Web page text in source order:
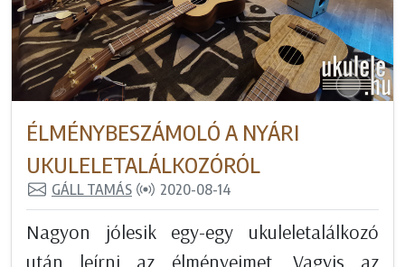
ÉLMÉNYBESZÁMOLÓ A NYÁRI
UKULELETALÁLKOZÓRÓL
GÁLL TAMÁS 2020-08-14
Nagyon jólesik egy-egy ukuleletalálkozó
után leírni az élményeimet. Vagyis az